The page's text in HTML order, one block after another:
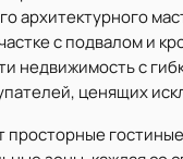
архитектурного
с подвалом и
недвижимость с
ценящих
просторные